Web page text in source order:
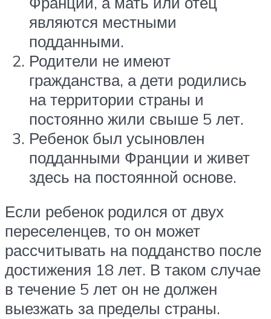
являются местными
подданными.
Родители не имеют
гражданства, а дети родились
на территории страны и
постоянно жили свыше 5 лет.
Ребенок был усыновлен
подданными Франции и живет
здесь на постоянной основе.
Если ребенок родился от двух
переселенцев, то он может
рассчитывать на подданство после
достижения 18 лет. В таком случае
в течение 5 лет он не должен
выезжать за пределы страны.